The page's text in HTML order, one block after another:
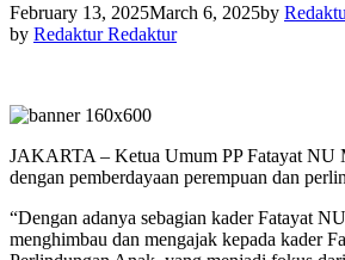
February 13, 2025March 6, 2025by
by Redaktur Redaktur
JAKARTA – Ketua Umum PP Fatayat NU
dengan pemberdayaan perempuan dan
“Dengan adanya sebagian kader Fatayat
menghimbau dan mengajak kepada kader